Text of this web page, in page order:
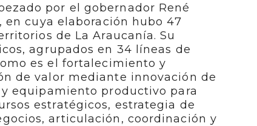
por el gobernador René
cuya elaboración hubo 47
de La Araucanía. Su
agrupados en 34 líneas de
es el fortalecimiento y
de valor mediante innovación de
equipamiento productivo para
estratégicos, estrategia de
articulación, coordinación y